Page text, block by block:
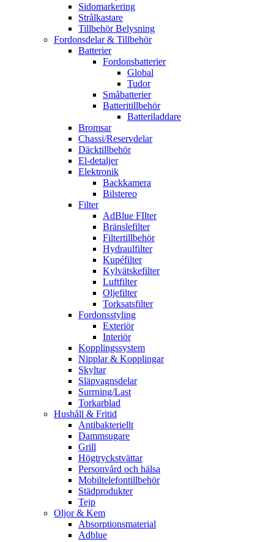
Sidomarkering
Strålkastare
Tillbehör Belysning
Fordonsdelar & Tillbehör
Batterier
Fordonsbatterier
Global
Tudor
Småbatterier
Batteritillbehör
Batteriladdare
Bromsar
Chassi/Reservdelar
Däcktillbehör
El-detaljer
Elektronik
Backkamera
Bilstereo
Filter
AdBlue FIlter
Bränslefilter
Filtertillbehör
Hydraulfilter
Kupéfilter
Kylvätskefilter
Luftfilter
Oljefilter
Torksatsfilter
Fordonsstyling
Exteriör
Interiör
Kopplingssystem
Nipplar & Kopplingar
Skyltar
Släpvagnsdelar
Surrning/Last
Torkarblad
Hushåll & Fritid
Antibakteriellt​
Dammsugare
Grill
Högtryckstvättar
Personvård och hälsa
Mobiltelefontillbehör
Städprodukter
Tejp
Oljor & Kem
Absorptionsmaterial
Adblue